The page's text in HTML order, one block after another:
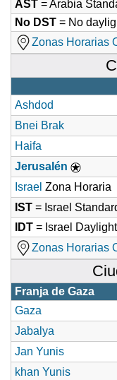
AST = Arabia
No DST = No
Zonas Horarias
Ashdod
Bnei Brak
Haifa
Jerusalén
Israel Zona Horaria
IST = Israel
IDT = Israel
Zonas Horarias
Franja de Gaza
Gaza
Jabalya
Jan Yunis
khan Yunis